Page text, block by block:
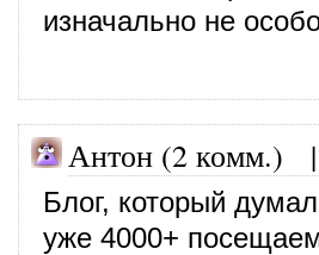
изначально не
Антон (2 комм.) |
Блог, который
уже 4000+